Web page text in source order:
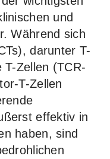
und
Während sich
darunter T-
Zellen (TCR-
T-Zellen
effektiv in
haben, sind